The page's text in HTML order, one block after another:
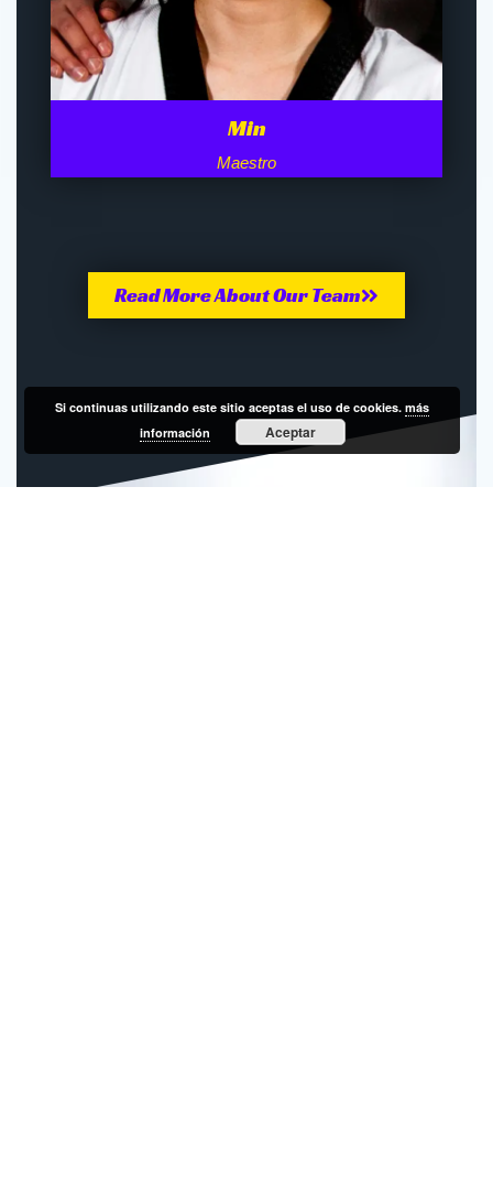
Min
Maestro
Read More About Our Team
Si continuas utilizando este sitio aceptas el uso de cookies.más
información
Aceptar